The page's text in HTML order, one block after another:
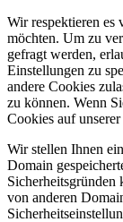
Wir respektieren es
möchten. Um zu
gefragt werden,
Einstellungen zu
andere Cookies
zu können. Wenn
Cookies auf
Wir stellen Ihnen
Domain
Sicherheitsgründen
von anderen